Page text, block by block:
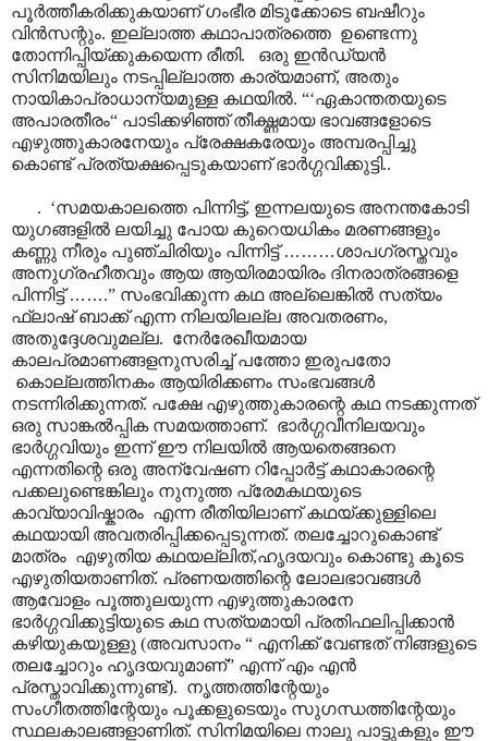
പൂർത്തീകരിക്കുകയാണ് ഗംഭീര മിടുക്കോടെ ബഷീറും
വിൻസന്റും. ഇല്ലാത്ത കഥാപാത്രത്തെ ഉണ്ടെന്നു
തോന്നിപ്പിയ്ക്കുകയെന്ന രീതി. ഒരു ഇൻഡ്യൻ
സിനിമയിലും നടപ്പില്ലാത്ത കാര്യമാണ്, അതും
നായികാപ്രാധാന്യമുള്ള കഥയിൽ. “‘ഏകാന്തതയുടെ
അപാരതീരം“ പാടിക്കഴിഞ്ഞ് തീക്ഷ്ണമായ ഭാവങ്ങളോടെ
എഴുത്തുകാരനേയും പ്രേക്ഷകരേയും അമ്പരപ്പിച്ചു
കൊണ്ട് പ്രത്യക്ഷപ്പെടുകയാണ് ഭാർഗ്ഗവിക്കുട്ടി..
. ‘സമയകാലത്തെ പിന്നിട്ട്, ഇന്നലയുടെ അനന്തകോടി
യുഗങ്ങളിൽ ലയിച്ചു പോയ കുറെയധികം മരണങ്ങളും
കണ്ണു നീരും പുഞ്ചിരിയും പിന്നിട്ട്………ശാപഗ്രസ്തവും
അനുഗ്രഹീതവും ആയ ആയിരമായിരം ദിനരാത്രങ്ങളെ
പിന്നിട്ട്…….” സംഭവിക്കുന്ന കഥ അല്ലെങ്കിൽ സത്യം
ഫ്ലാഷ് ബാക്ക് എന്ന നിലയിലല്ല അവതരണം,
അതുദ്ദേശവുമല്ല. നേർരേഖീയമായ
കാലപ്രമാണങ്ങളനുസരിച്ച് പത്തോ ഇരുപതോ
കൊല്ലത്തിനകം ആയിരിക്കണം സംഭവങ്ങൾ
നടന്നിരിക്കുന്നത്. പക്ഷേ എഴുത്തുകാരന്റെ കഥ നടക്കുന്നത്
ഒരു സാങ്കൽ‌പ്പിക സമയത്താണ്. ഭാർഗ്ഗവീനിലയവും
ഭാർഗ്ഗവിയും ഇന്ന് ഈ നിലയിൽ ആയതെങ്ങനെ
എന്നതിന്റെ ഒരു അന്വേഷണ റിപ്പോർട്ട് കഥാകാരന്റെ
പക്കലുണ്ടെങ്കിലും നുനുത്ത പ്രേമകഥയുടെ
കാവ്യാവിഷ്കാരം എന്ന രീതിയിലാണ് കഥയ്ക്കുള്ളിലെ
കഥയായി അവതരിപ്പിക്കപ്പെടുന്നത്. തലച്ചോറുകൊണ്ട്
മാത്രം എഴുതിയ കഥയല്ലിത്,ഹൃദയവും കൊണ്ടു കൂടെ
എഴുതിയതാണിത്. പ്രണയത്തിന്റെ ലോലഭാവങ്ങൾ
ആവോളം പൂത്തുലയുന്ന എഴുത്തുകാരനേ
ഭാർഗ്ഗവിക്കുട്ടിയുടെ കഥ സത്യമായി പ്രതിഫലിപ്പിക്കാൻ
കഴിയുകയുള്ളു (അവസാനം “ എനിക്ക് വേണ്ടത് നിങ്ങളുടെ
തലച്ചോറും ഹൃദയവുമാണ്” എന്ന് എം എൻ
പ്രസ്താവിക്കുന്നുണ്ട്). നൃത്തത്തിന്റേയും
സംഗീതത്തിന്റേയും പൂക്കളുടെയും സുഗന്ധത്തിന്റേയും
സ്ഥലകാലങ്ങളാണിത്. സിനിമയിലെ നാലു പാട്ടുകളും ഈ